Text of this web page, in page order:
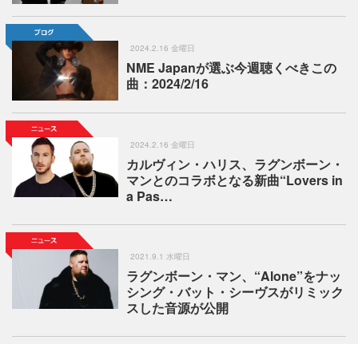
2024.2.16 金曜日
NME Japanが選ぶ今週聴くべきこの
曲：2024/2/16
2024.2.16 金曜日
カルヴィン・ハリス、ラグンボーン・
マンとのコラボとなる新曲“Lovers in
a Pas…
2021.9.1 水曜日
ラグンボーン・マン、“Alone”をナッ
シング・バット・シーヴスがリミック
スした音源が公開